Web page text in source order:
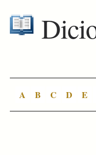
A B C D E